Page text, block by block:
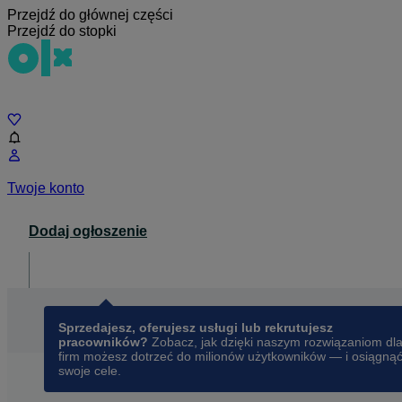
Przejdź do głównej części
Przejdź do stopki
Twoje konto
Dodaj ogłoszenie
Sprzedajesz, oferujesz usługi lub rekrutujesz
pracowników? Zobacz, jak dzięki naszym rozwiązaniom dla
firm możesz dotrzeć do milionów użytkowników — i osiągnąć
swoje cele.